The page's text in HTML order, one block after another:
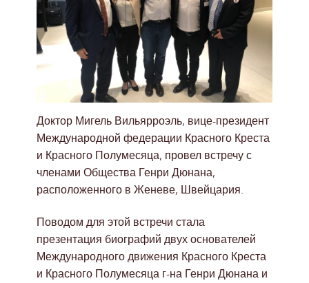
Доктор Мигель Вильярроэль, вице-президент
Международной федерации Красного Креста
и Красного Полумесяца, провел встречу с
членами Общества Генри Дюнана,
расположенного в Женеве, Швейцария.
Поводом для этой встречи стала
презентация биографий двух основателей
Международного движения Красного Креста
и Красного Полумесяца г-на Генри Дюнана и